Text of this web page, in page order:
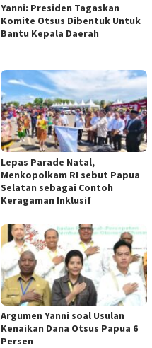
Yanni: Presiden Tagaskan
Komite Otsus Dibentuk Untuk
Bantu Kepala Daerah
​Lepas Parade Natal,
Menkopolkam RI sebut Papua
Selatan sebagai Contoh
Keragaman Inklusif
Argumen Yanni soal Usulan
Kenaikan Dana Otsus Papua 6
Persen